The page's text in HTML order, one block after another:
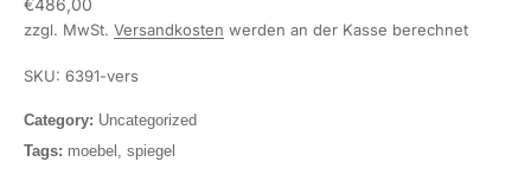
€486,00
zzgl. MwSt. Versandkosten werden an der Kasse berechnet
SKU: 6391-vers
Category: Uncategorized
Tags: moebel, spiegel